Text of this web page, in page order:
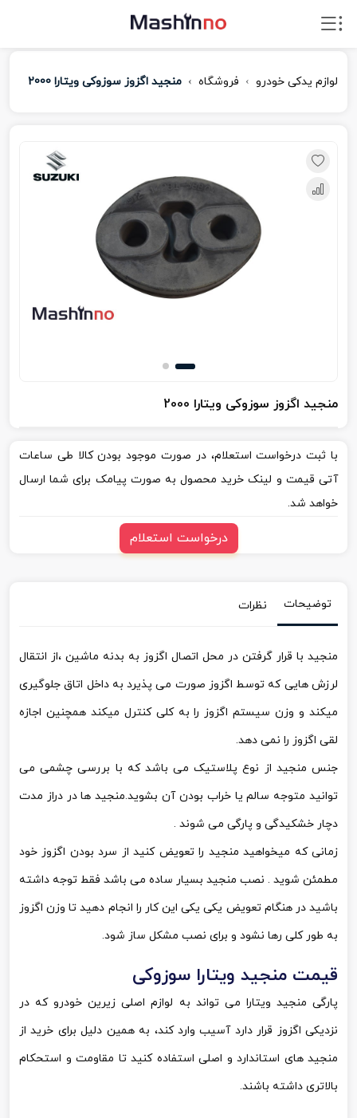
لوازم یدکی خودرو فروشگاه منجید اگزوز سوزوکی ویتارا 2000
منجید اگزوز سوزوکی ویتارا 2000
با ثبت درخواست استعلام، در صورت موجود بودن کالا طی ساعات
آتی قیمت و لینک خرید محصول به صورت پیامک برای شما ارسال
خواهد شد.
درخواست استعلام
توضیحات نظرات
منجید با قرار گرفتن در محل اتصال اگزوز به بدنه ماشین ،از انتقال
لرزش هایی که توسط اگزوز صورت می پذیرد به داخل اتاق جلوگیری
میکند و وزن سیستم اگزوز را به کلی کنترل میکند همچنین اجازه
لقی اگزوز را نمی دهد.
جنس منجید از نوع پلاستیک می باشد که با بررسی چشمی می
توانید متوجه سالم یا خراب بودن آن بشوید.منجید ها در دراز مدت
دچار خشکیدگی و پارگی می شوند .
زمانی که میخواهید منجید را تعویض کنید از سرد بودن اگزوز خود
مطمئن شوید . نصب منجید بسیار ساده می باشد فقط توجه داشته
باشید در هنگام تعویض یکی یکی این کار را انجام دهید تا وزن اگزوز
به طور کلی رها نشود و برای نصب مشکل ساز شود.
قیمت منجید ویتارا سوزوکی
پارگی منجید ویتارا می تواند به لوازم اصلی زیرین خودرو که در
نزدیکی اگزوز قرار دارد آسیب وارد کند، به همین دلیل برای خرید از
منجید های استاندارد و اصلی استفاده کنید تا مقاومت و استحکام
بالاتری داشته باشند.